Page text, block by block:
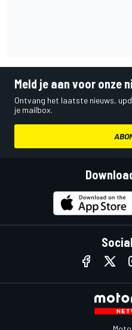
Meld je aan voor onze
Ontvang het laatste nieuws,
je mailbox.